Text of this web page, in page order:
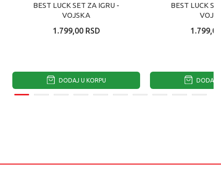
BEST LUCK SET ZA IGRU -
VOJSKA
1.799,00 RSD
DODAJ U KORPU
BEST LUCK
1.799,00
DODAJ